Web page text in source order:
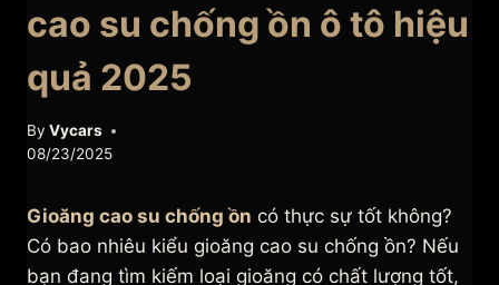
cao su chống ồn ô tô hiệu
quả 2025
By Vycars
08/23/2025
Gioăng cao su chống ồn có thực sự tốt không?
Có bao nhiêu kiểu gioăng cao su chống ồn? Nếu
bạn đang tìm kiếm loại gioăng có chất lượng tốt,